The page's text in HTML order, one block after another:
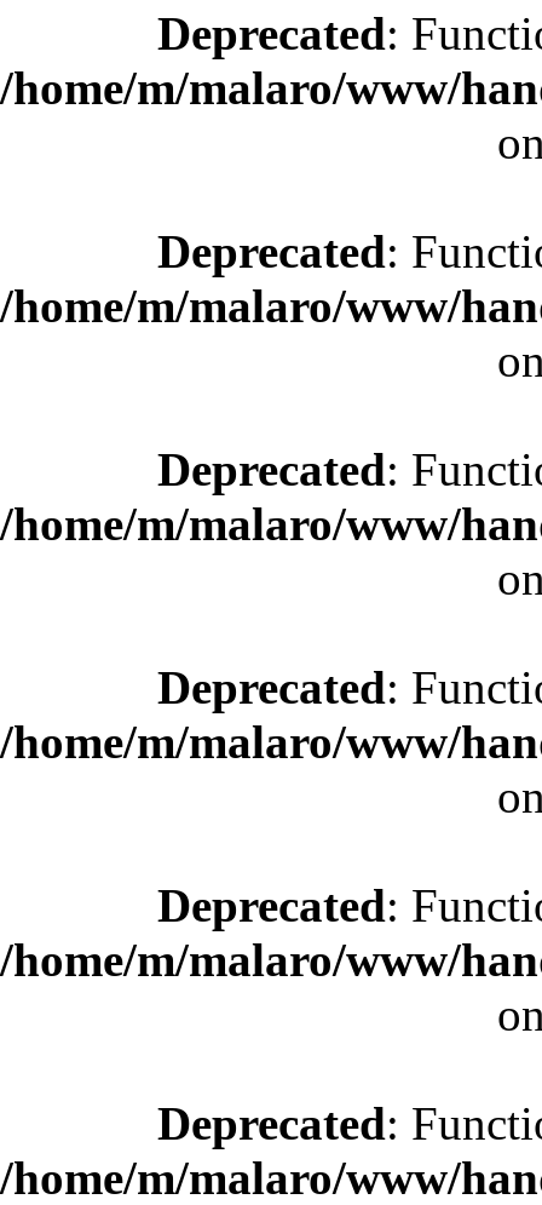
Deprecated:
/home/m/malaro/www/
Deprecated:
/home/m/malaro/www/
Deprecated:
/home/m/malaro/www/
Deprecated:
/home/m/malaro/www/
Deprecated:
/home/m/malaro/www/
Deprecated:
/home/m/malaro/www/